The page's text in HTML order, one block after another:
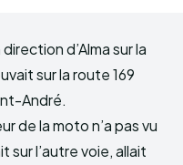
d’Alma sur la
sur la route 169
André.
de la moto n’a pas vu
sur l’autre voie, allait